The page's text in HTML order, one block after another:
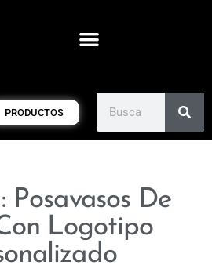
PRODUCTOS
Posavasos De
Logotipo